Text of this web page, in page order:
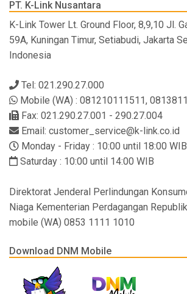
PT. K-Link Nusantara
K-Link Tower Lt. Ground Floor, 8,9,10 Jl.
59A, Kuningan Timur, Setiabudi, Jakarta
Indonesia
Tel: 021.290.27.000
Mobile (WA) : 081210111511,
Fax: 021.290.27.001 - 290.27.004
Email: customer_service@k-link.co.id
Monday - Friday : 10:00 until 18:00 WIB
Saturday : 10:00 until 14:00 WIB
Direktorat Jenderal Perlindungan
Niaga Kementerian Perdagangan
mobile (WA) 0853 1111 1010
Download DNM Mobile